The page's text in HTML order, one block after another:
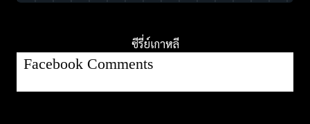
ซีรี่ย์เกาหลี
Facebook Comments